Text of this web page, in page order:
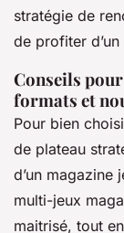
stratégie de
de profiter
Conseils
formats et
Pour bien
de plateau
d’un magazine
multi-jeux
maitrisé, tout